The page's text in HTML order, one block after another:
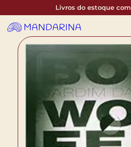
Livros do estoque